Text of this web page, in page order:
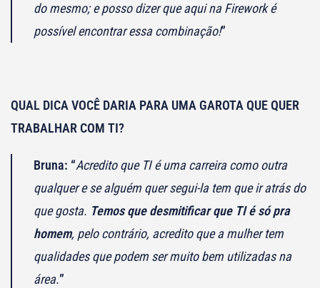
do mesmo; e posso dizer que aqui na Firework é
possível encontrar essa combinação!”
QUAL DICA VOCÊ DARIA PARA UMA GAROTA QUE QUER
TRABALHAR COM TI?
Bruna: “Acredito que TI é uma carreira como outra
qualquer e se alguém quer segui-la tem que ir atrás do
que gosta. Temos que desmitificar que TI é só pra
homem, pelo contrário, acredito que a mulher tem
qualidades que podem ser muito bem utilizadas na
área.”